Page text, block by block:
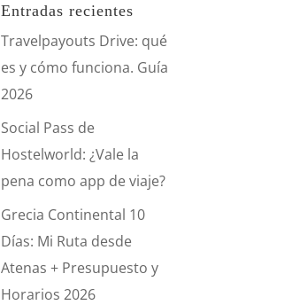
Entradas recientes
Travelpayouts Drive: qué
es y cómo funciona. Guía
2026
Social Pass de
Hostelworld: ¿Vale la
pena como app de viaje?
Grecia Continental 10
Días: Mi Ruta desde
Atenas + Presupuesto y
Horarios 2026